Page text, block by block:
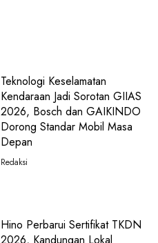
Teknologi Keselamatan
Kendaraan Jadi Sorotan GIIAS
2026, Bosch dan GAIKINDO
Dorong Standar Mobil Masa
Depan
Redaksi
Hino Perbarui Sertifikat TKDN